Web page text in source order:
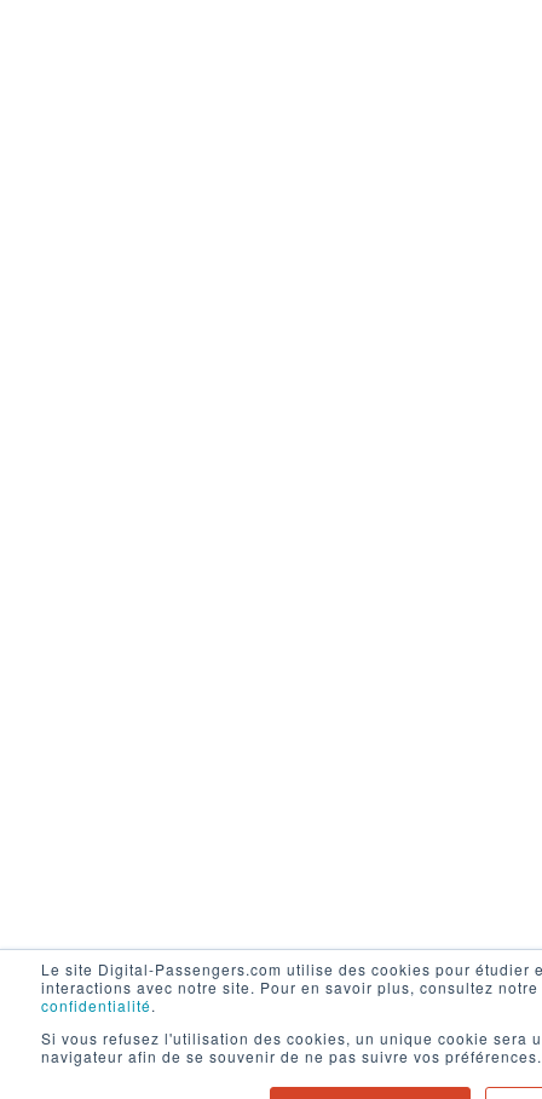
Le site Digital-Passengers.com utilise des cookies pour étudier
interactions avec notre site. Pour en savoir plus, consultez notre
confidentialité.
Si vous refusez l'utilisation des cookies, un unique cookie sera
navigateur afin de se souvenir de ne pas suivre vos préférences.